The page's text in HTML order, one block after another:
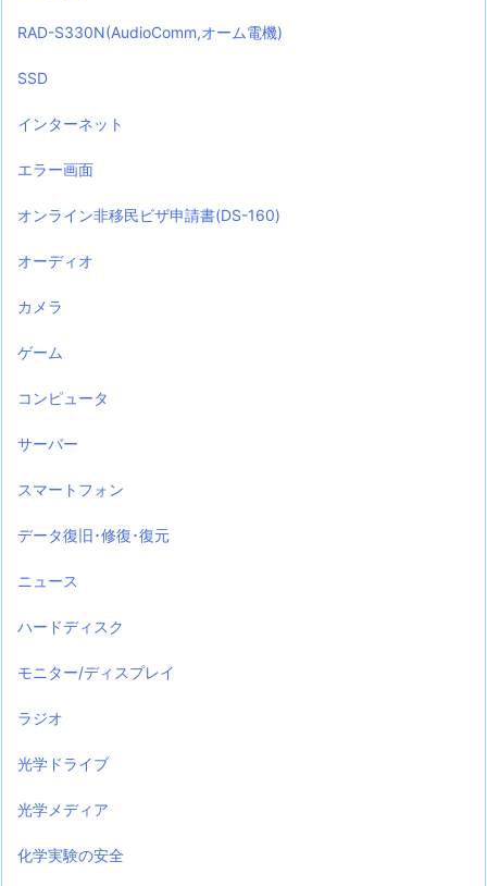
RAD-S330N(AudioComm,オーム電機)
SSD
インターネット
エラー画面
オンライン非移民ビザ申請書(DS-160)
オーディオ
カメラ
ゲーム
コンピュータ
サーバー
スマートフォン
データ復旧･修復･復元
ニュース
ハードディスク
モニター/ディスプレイ
ラジオ
光学ドライブ
光学メディア
化学実験の安全